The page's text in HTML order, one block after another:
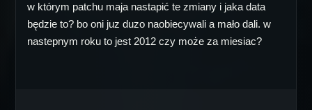
w którym patchu maja nastapić te zmiany i jaka data
będzie to? bo oni juz duzo naobiecywali a mało dali. w
nastepnym roku to jest 2012 czy może za miesiac?